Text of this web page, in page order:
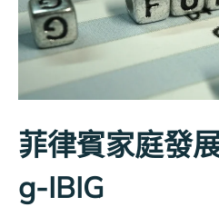
菲律賓家庭發
g-IBIG